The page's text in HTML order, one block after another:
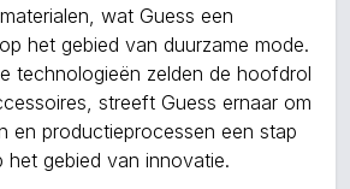
wat Guess een
het gebied van duurzame mode.
technologieën zelden de hoofdrol
streeft Guess ernaar om
en productieprocessen een stap
gebied van innovatie.